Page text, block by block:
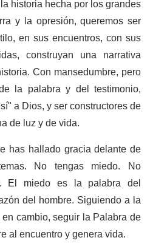
y la opresión, queremos ser
en sus encuentros, con sus
construyan una narrativa
Con mansedumbre, pero
la palabra y del testimonio,
a Dios, y ser constructores de
de luz y de vida.
has hallado gracia delante de
No tengas miedo. No
El miedo es la palabra del
del hombre. Siguiendo a la
cambio, seguir la Palabra de
al encuentro y genera vida.